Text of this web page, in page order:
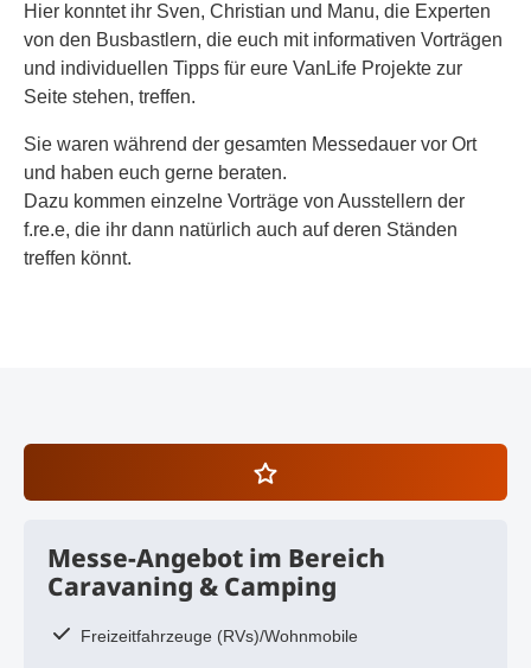
Hier konntet ihr Sven, Christian und Manu, die Experten
von den Busbastlern, die euch mit informativen Vorträgen
und individuellen Tipps für eure VanLife Projekte zur
Seite stehen, treffen.
Sie waren während der gesamten Messedauer vor Ort
und haben euch gerne beraten.
Dazu kommen einzelne Vorträge von Ausstellern der
f.re.e, die ihr dann natürlich auch auf deren Ständen
treffen könnt.
Messe-Angebot im Bereich
Caravaning & Camping
Freizeitfahrzeuge (RVs)/Wohnmobile